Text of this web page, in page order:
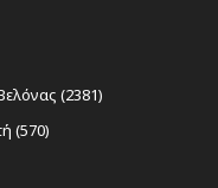
(2381)
(570)